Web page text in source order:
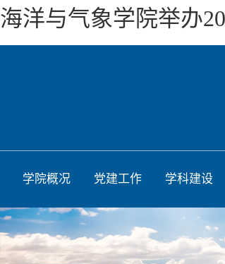
海洋与气象学院举办
学院概况 党建工作 学科建设